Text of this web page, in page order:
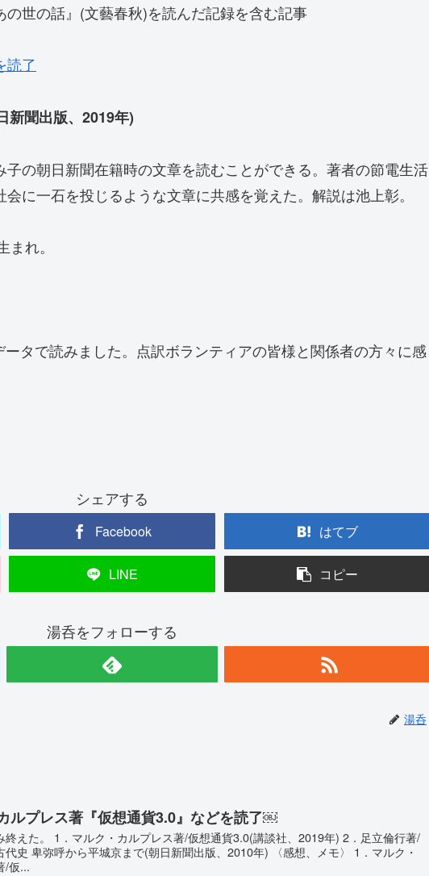
世の話』(文藝春秋)を読んだ記録を含む記事
読了
新聞出版、2019年)
子の朝日新聞在籍時の文章を読むことができる。著者の節電生活
に一石を投じるような文章に共感を覚えた。解説は池上彰。
れ。
タで読みました。点訳ボランティアの皆様と関係者の方々に感
シェアする
Facebook はてブ
LINE コピー
湯呑をフォローする
湯呑
ルプレス著『仮想通貨3.0』などを読了￼
終えた。 1．マルク・カルプレス著/仮想通貨3.0(講談社、2019年) 2．足立倫行著/
代史 卑弥呼から平城京まで(朝日新聞出版、2010年) 〈感想、メモ〉 1．マルク・
/仮...